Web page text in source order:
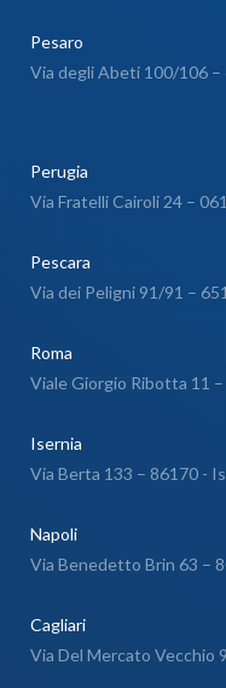
Pesaro
Via degli Abeti 100/106 –
Perugia
Via Fratelli Cairoli 24 –
Pescara
Via dei Peligni 91/91 –
Roma
Viale Giorgio Ribotta 11 –
Isernia
Via Berta 133 – 86170 -
Napoli
Via Benedetto Brin 63 –
Cagliari
Via Del Mercato Vecchio